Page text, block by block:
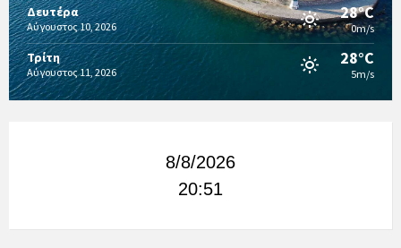
Δευτέρα
Αύγουστος 10, 2026
28°C
0m/s
Τρίτη
Αύγουστος 11, 2026
28°C
5m/s
8/8/2026
20:51